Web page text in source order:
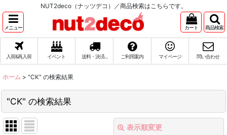
NUT2deco（ナッツデコ）／商品検索はこちらです。
メニュー カート 商品検索
入荷&再入荷 イベント 送料・決済... ご利用案内 マイページ 問い合わせ
ホーム > "CK" の検索結果
"CK" の検索結果
表示順変更